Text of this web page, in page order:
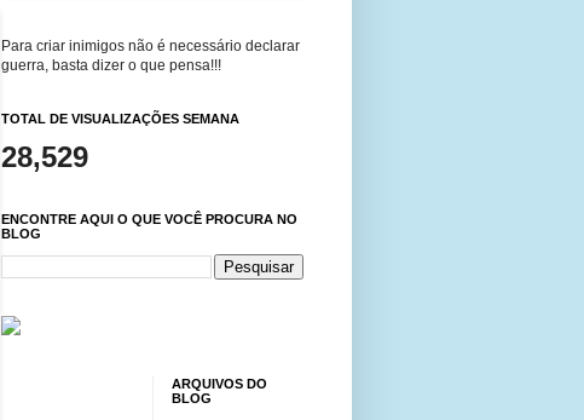
Para criar inimigos não é necessário declarar
guerra, basta dizer o que pensa!!!
TOTAL DE VISUALIZAÇÕES SEMANA
28,529
ENCONTRE AQUI O QUE VOCÊ PROCURA NO
BLOG
ARQUIVOS DO
BLOG